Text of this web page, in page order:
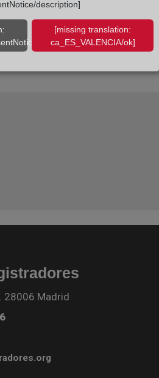
Formación.
PBCFT
28006 Madrid
description]
learnMore]
[missing translation:
ca_ES_VALENCIA/ok]